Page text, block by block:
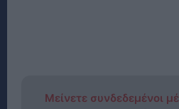
Μείνετε συνδεδεμένοι